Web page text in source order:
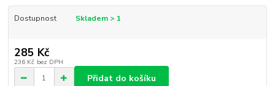
Dostupnost Skladem > 1
285 Kč
236 Kč bez DPH
Přidat do košíku